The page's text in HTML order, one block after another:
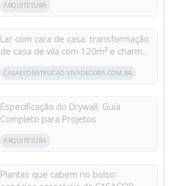
ARQUITETURA
Lar com cara de casa: transformação
de casa de vila com 120m² e charme
CASAECONSTRUCAO.VIVADECORA.COM.BR
Especificação do Drywall: Guia
Completo para Projetos
ARQUITETURA
Plantas que cabem no bolso: